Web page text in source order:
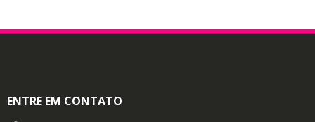
ENTRE EM CONTATO